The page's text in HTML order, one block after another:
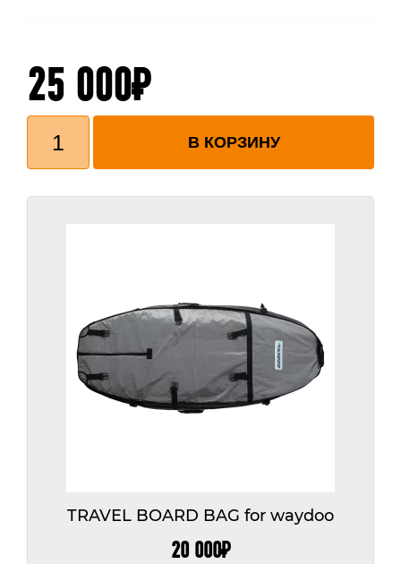
25 000₽
Количество
товара
TAIL
В КОРЗИНУ
TRAVEL BOARD BAG for waydoo
20 000₽